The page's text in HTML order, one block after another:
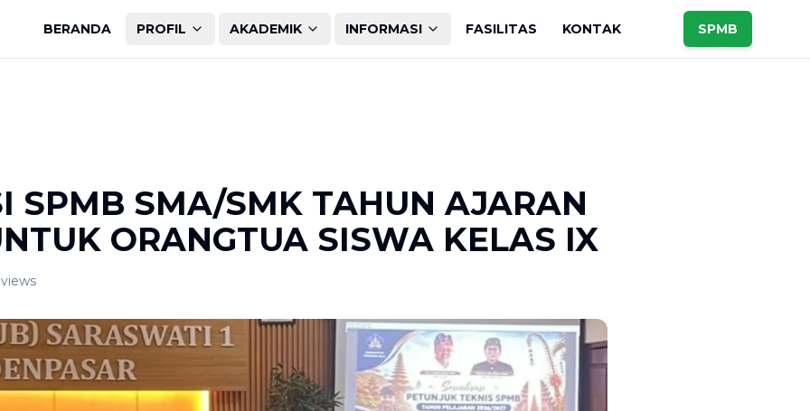
BERANDA PROFIL AKADEMIK INFORMASI FASILITAS KONTAK SPMB
SPMB SMA/SMK TAHUN AJARAN
ORANGTUA SISWA KELAS IX